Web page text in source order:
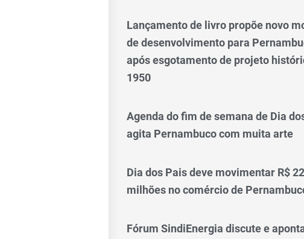
Lançamento de livro propõe novo
de desenvolvimento para
após esgotamento de projeto
1950
Agenda do fim de semana de Dia
agita Pernambuco com muita arte
Dia dos Pais deve movimentar R$
milhões no comércio de
Fórum SindiEnergia discute e